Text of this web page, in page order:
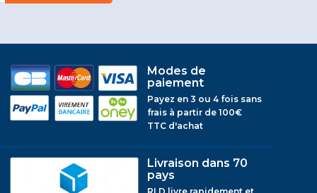
Modes de
paiement
Payez en 3 ou 4 fois sans
frais à partir de 100€
TTC d'achat
Livraison dans 70
pays